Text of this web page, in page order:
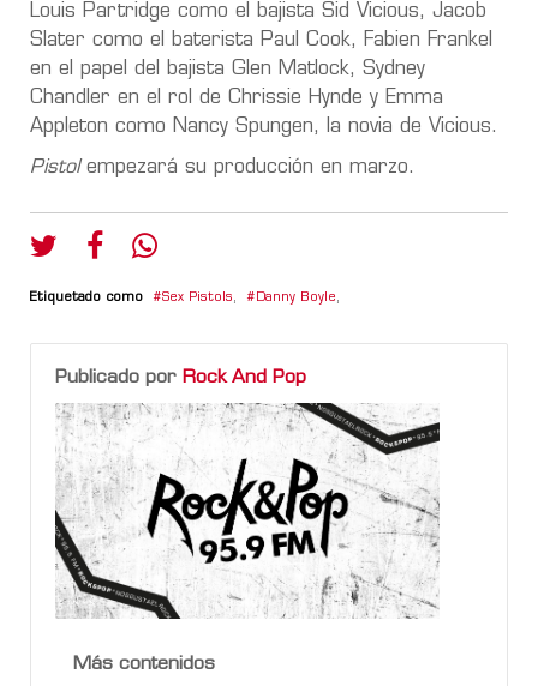
Louis Partridge como el bajista Sid Vicious, Jacob
Slater como el baterista Paul Cook, Fabien Frankel
en el papel del bajista Glen Matlock, Sydney
Chandler en el rol de Chrissie Hynde y Emma
Appleton como Nancy Spungen, la novia de Vicious.
Pistol empezará su producción en marzo.
Etiquetado como Sex Pistols, Danny Boyle,
Publicado por Rock And Pop
Más contenidos